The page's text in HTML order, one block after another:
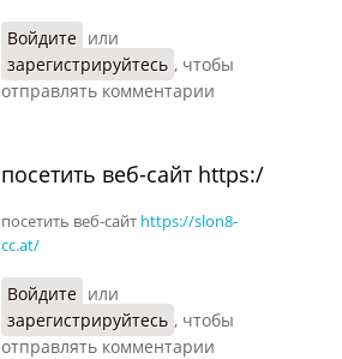
Войдите или
зарегистрируйтесь , чтобы
отправлять комментарии
посетить веб-сайт https:/
посетить веб-сайт https://slon8-
cc.at/
Войдите или
зарегистрируйтесь , чтобы
отправлять комментарии